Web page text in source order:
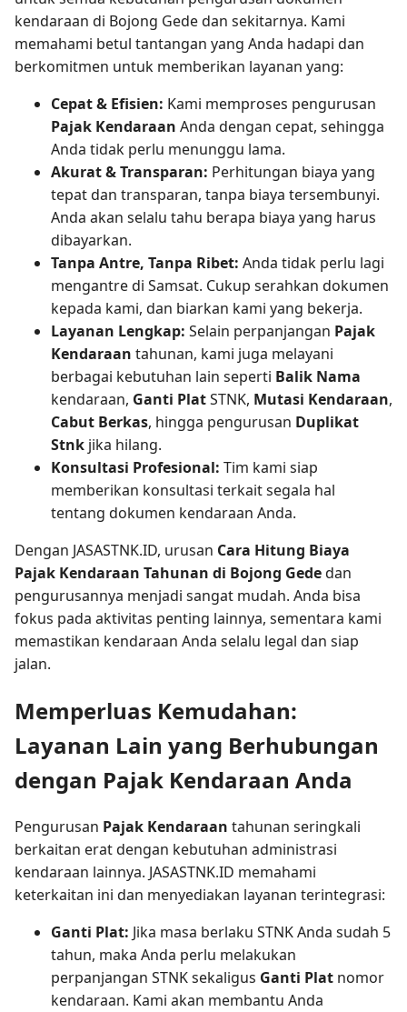
kendaraan di Bojong Gede dan sekitarnya. Kami
memahami betul tantangan yang Anda hadapi dan
berkomitmen untuk memberikan layanan yang:
Cepat & Efisien: Kami memproses pengurusan
Pajak Kendaraan Anda dengan cepat, sehingga
Anda tidak perlu menunggu lama.
Akurat & Transparan: Perhitungan biaya yang
tepat dan transparan, tanpa biaya tersembunyi.
Anda akan selalu tahu berapa biaya yang harus
dibayarkan.
Tanpa Antre, Tanpa Ribet: Anda tidak perlu lagi
mengantre di Samsat. Cukup serahkan dokumen
kepada kami, dan biarkan kami yang bekerja.
Layanan Lengkap: Selain perpanjangan Pajak
Kendaraan tahunan, kami juga melayani
berbagai kebutuhan lain seperti Balik Nama
kendaraan, Ganti PlatSTNK, Mutasi Kendaraan,
Cabut Berkas, hingga pengurusan Duplikat
Stnk jika hilang.
Konsultasi Profesional: Tim kami siap
memberikan konsultasi terkait segala hal
tentang dokumen kendaraan Anda.
Dengan JASASTNK.ID, urusan Cara Hitung Biaya
Pajak Kendaraan Tahunan di Bojong Gededan
pengurusannya menjadi sangat mudah. Anda bisa
fokus pada aktivitas penting lainnya, sementara kami
memastikan kendaraan Anda selalu legal dan siap
jalan.
Memperluas Kemudahan:
Layanan Lain yang Berhubungan
dengan Pajak Kendaraan Anda
Pengurusan Pajak Kendaraan tahunan seringkali
berkaitan erat dengan kebutuhan administrasi
kendaraan lainnya. JASASTNK.ID memahami
keterkaitan ini dan menyediakan layanan terintegrasi:
Ganti Plat: Jika masa berlaku STNK Anda sudah 5
tahun, maka Anda perlu melakukan
perpanjangan STNK sekaligus Ganti Plat nomor
kendaraan. Kami akan membantu Anda